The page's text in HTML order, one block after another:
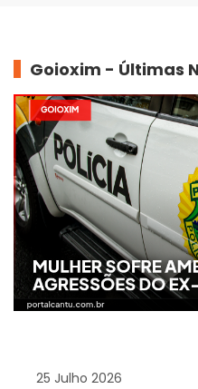
Goioxim - Últimas
25 Julho 2026